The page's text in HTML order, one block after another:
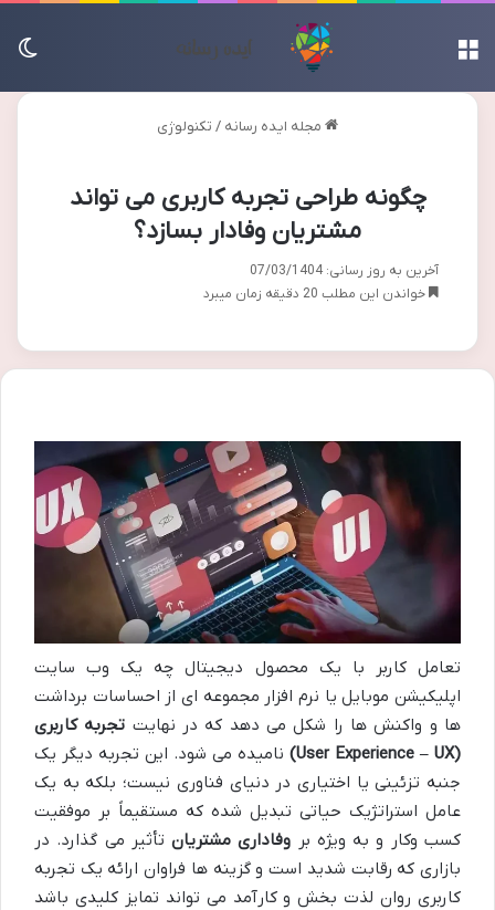
مجله ایده رسانه / تکنولوژی
چگونه طراحی تجربه کاربری می تواند
مشتریان وفادار بسازد؟
آخرین به روز رسانی: 07/03/1404
خواندن این مطلب 20 دقیقه زمان میبرد
تعامل کاربر با یک محصول دیجیتال چه یک وب سایت
اپلیکیشن موبایل یا نرم افزار مجموعه ای از احساسات برداشت
ها و واکنش ها را شکل می دهد که در نهایت تجربه کاربری
(User Experience – UX)
نامیده می شود. این تجربه دیگر یک
جنبه تزئینی یا اختیاری در دنیای فناوری نیست؛ بلکه به یک
عامل استراتژیک حیاتی تبدیل شده که مستقیماً بر موفقیت
کسب وکار و به ویژه بر وفاداری مشتریانتأثیر می گذارد. در
بازاری که رقابت شدید است و گزینه ها فراوان ارائه یک تجربه
کاربری روان لذت بخش و کارآمد می تواند تمایز کلیدی باشد